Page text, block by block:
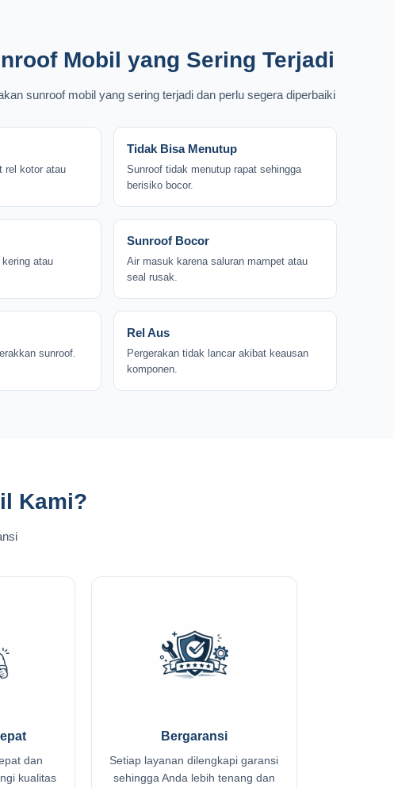
Mobil yang Sering Terjadi
sunroof mobil yang sering terjadi dan perlu segera diperbaiki
rel kotor atau
Tidak Bisa Menutup
Sunroof tidak menutup rapat sehingga
berisiko bocor.
atau
Sunroof Bocor
Air masuk karena saluran mampet atau
seal rusak.
sunroof.
Rel Aus
Pergerakan tidak lancar akibat keausan
komponen.
Kami?
dan
kualitas
Bergaransi
Setiap layanan dilengkapi garansi
sehingga Anda lebih tenang dan